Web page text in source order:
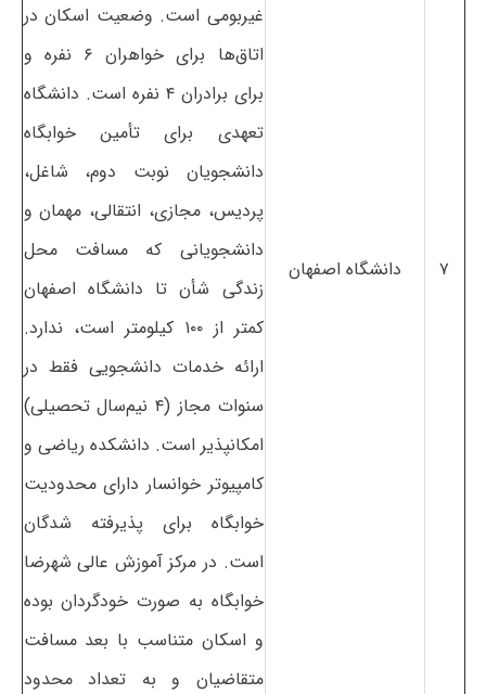
۷ دانشگاه اصفهان
غیربومی است. وضعیت اسکان در
اتاق‌ها برای خواهران ۶ نفره و
برای برادران ۴ نفره است. دانشگاه
تعهدی برای تأمین خوابگاه
دانشجویان نوبت دوم، شاغل،
پردیس، مجازی، انتقالی، مهمان و
دانشجویانی که مسافت محل
زندگی شأن تا دانشگاه اصفهان
کمتر از ۱۰۰ کیلومتر است، ندارد.
ارائه خدمات دانشجویی فقط در
سنوات مجاز (۴ نیم‌سال تحصیلی)
امکانپذیر است. دانشکده ریاضی و
کامپیوتر خوانسار دارای محدودیت
خوابگاه برای پذیرفته شدگان
است. در مرکز آموزش عالی شهرضا
خوابگاه به صورت خودگردان بوده
و اسکان متناسب با بعد مسافت
متقاضیان و به تعداد محدود